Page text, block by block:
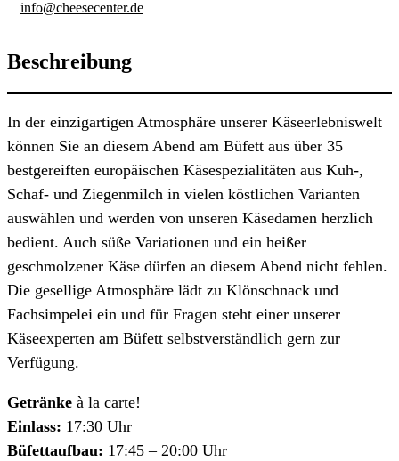
info@cheesecenter.de
Beschreibung
In der einzigartigen Atmosphäre unserer Käseerlebniswelt
können Sie an diesem Abend am Büfett aus über 35
bestgereiften europäischen Käsespezialitäten aus Kuh-,
Schaf- und Ziegenmilch in vielen köstlichen Varianten
auswählen und werden von unseren Käsedamen herzlich
bedient. Auch süße Variationen und ein heißer
geschmolzener Käse dürfen an diesem Abend nicht fehlen.
Die gesellige Atmosphäre lädt zu Klönschnack und
Fachsimpelei ein und für Fragen steht einer unserer
Käseexperten am Büfett selbstverständlich gern zur
Verfügung.
Getränke à la carte!
Einlass: 17:30 Uhr
Büfettaufbau: 17:45 – 20:00 Uhr